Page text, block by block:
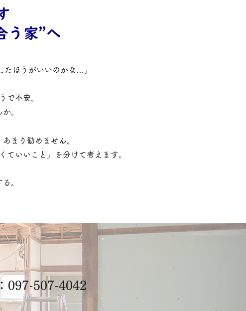
う家”へ
たほうがいいのかな…」
で不安。
。
まり勧めません。
ていいこと」を分けて考えます。
。
097-507-4042